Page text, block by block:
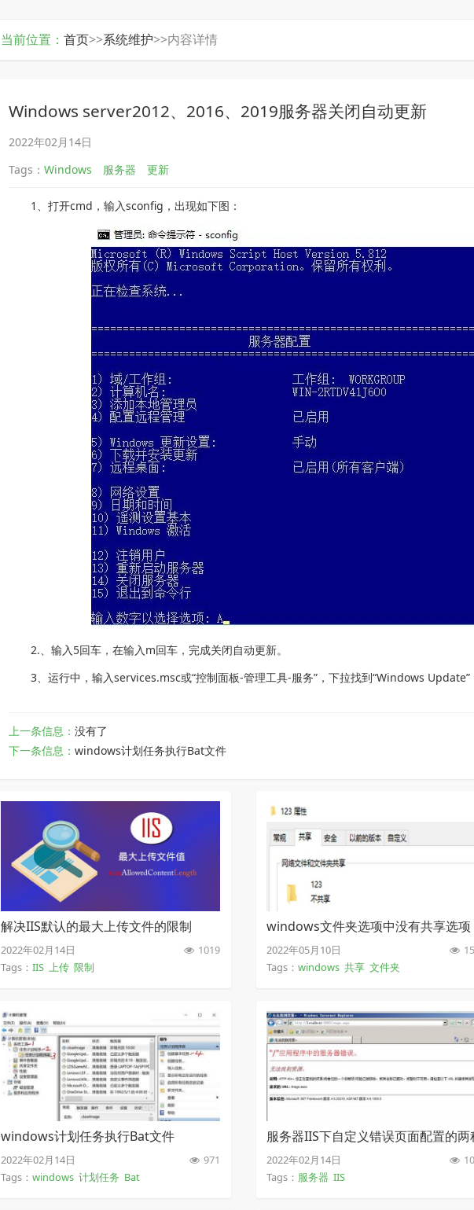
当前位置： 首页>>系统维护>>内容详情
Windows server2012、2016、2019服务器关闭自动更新
2022年02月14日
Tags：Windows 服务器 更新
1、打开cmd，输入sconfig，出现如下图：
2.、输入5回车，在输入m回车，完成关闭自动更新。
3、运行中，输入services.msc或“控制面板-管理工具-服务”，下拉找到“Windows Update”
上一条信息：没有了
下一条信息：windows计划任务执行Bat文件
解决IIS默认的最大上传文件的限制
2022年02月14日
1019
Tags： IIS 上传 限制
windows文件夹选项中没有共享选项
2022年05月10日
Tags：windows 共享 文件夹
windows计划任务执行Bat文件
2022年02月14日
971
Tags： windows 计划任务 Bat
服务器IIS下自定义错误页面配置的两
方式
2022年02月14日
Tags： 服务器 IIS